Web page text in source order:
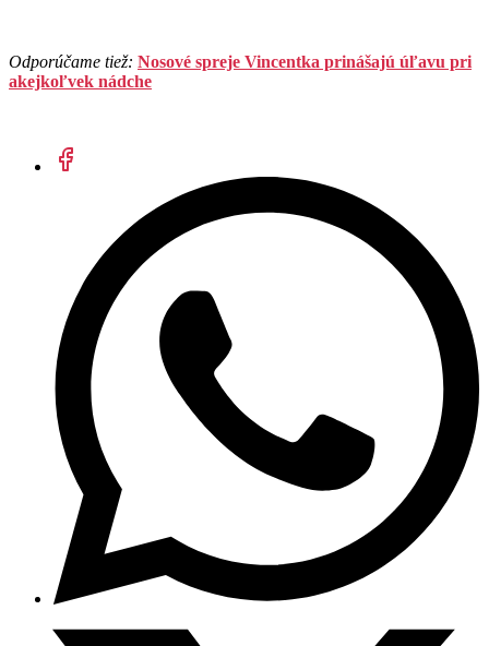
Odporúčame tiež: Nosové spreje Vincentka prinášajú úľavu pri
akejkoľvek nádche